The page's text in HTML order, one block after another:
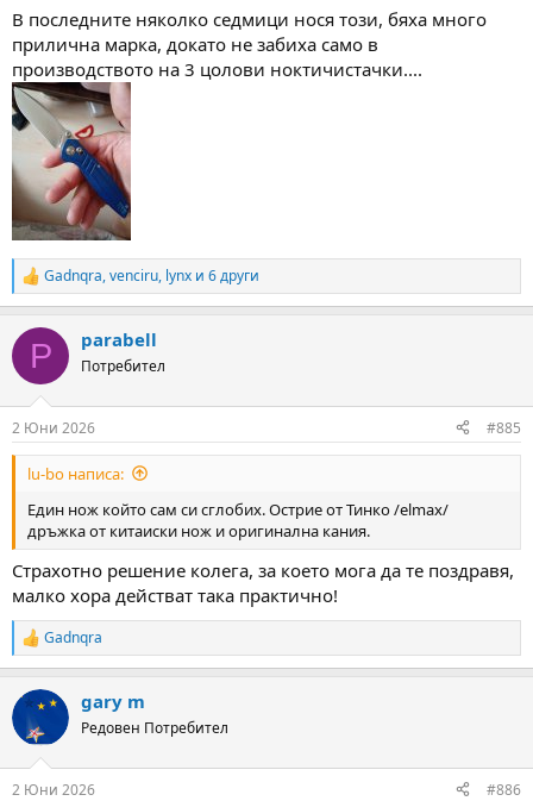
В последните няколко седмици нося този, бяха много
прилична марка, докато не забиха само в
производството на 3 цолови ноктичистачки....
R
e
c
i
s
:
Gadnqra,venciru, lynx и 6 други
P parabell
Потребител
2 Юни 2026 #885
lu-bo написа:
Един нож който сам си сглобих. Острие от Тинко /elmax/
дръжка от китаиски нож и оригинална кания.
Страхотно решение колега, за което мога да те поздравя,
малко хора действат така практично!
R
e
c
i
Gadnqra
gary m
Редовен Потребител
2 Юни 2026 #886